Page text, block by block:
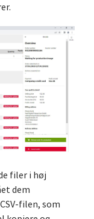
filer i høj
dem
filen, som